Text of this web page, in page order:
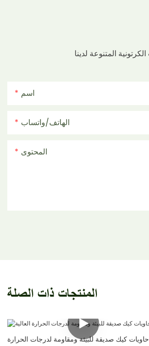
اسم
الهاتف/واتساب
المحتوى
المنتجات ذات الصلة
حاويات كيك صديقة للبيئة ومقاومة لدرجات الحرارة